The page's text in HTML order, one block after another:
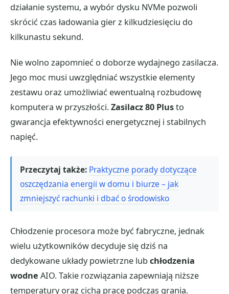
działanie systemu, a wybór dysku NVMe pozwoli
skrócić czas ładowania gier z kilkudziesięciu do
kilkunastu sekund.
Nie wolno zapomnieć o doborze wydajnego zasilacza.
Jego moc musi uwzględniać wszystkie elementy
zestawu oraz umożliwiać ewentualną rozbudowę
komputera w przyszłości.Zasilacz 80 Plusto
gwarancja efektywności energetycznej i stabilnych
napięć.
Przeczytaj także: Praktyczne porady dotyczące
oszczędzania energii w domu i biurze – jak
zmniejszyć rachunki i dbać o środowisko
Chłodzenie procesora może być fabryczne, jednak
wielu użytkowników decyduje się dziś na
dedykowane układy powietrzne lubchłodzenia
wodne AIO. Takie rozwiązania zapewniają niższe
temperatury oraz cichą pracę podczas grania.